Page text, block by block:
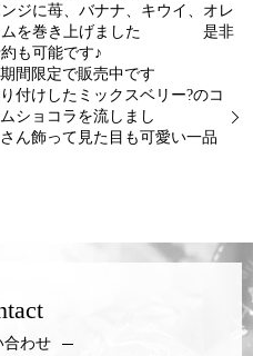
苺、バナナ、キウイ、オレ
ームを巻き上げました 是非
ご予約も可能です♪
間限定で販売中です
したミックスベリー?のコ
ショコラを流しまし
って見た目も可愛い一品
合わせ